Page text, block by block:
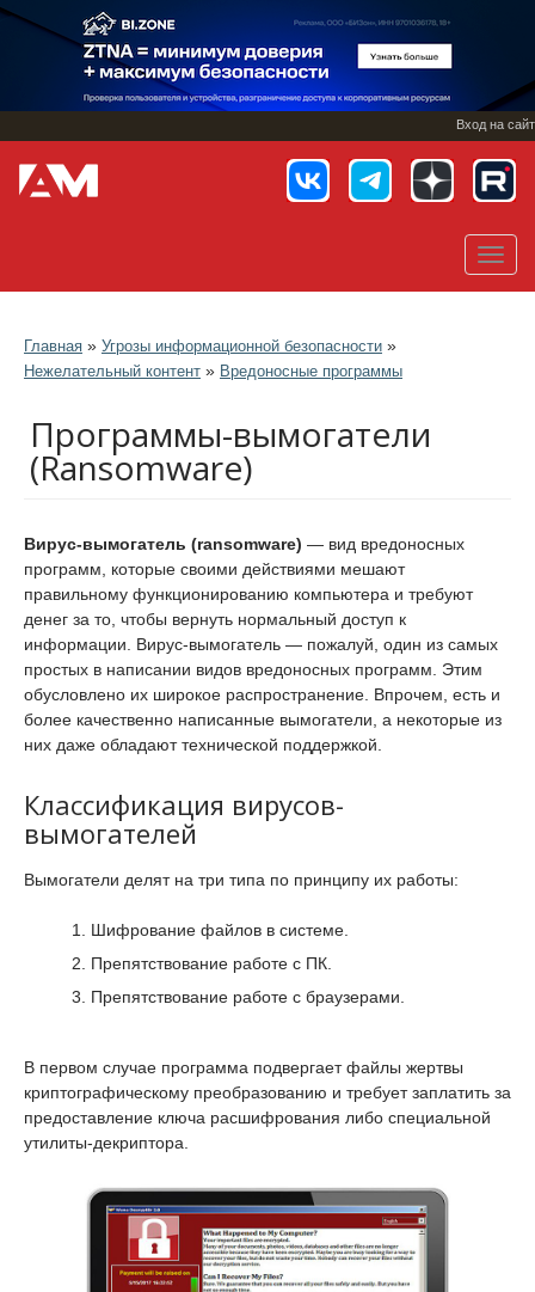
Перейти
основному
Вход на сайт
Главная » Угрозы информационной безопасности »
Нежелательный контент » Вредоносные программы
Программы-вымогатели
(Ransomware)
Вирус-вымогатель (ransomware) — вид вредоносных
программ, которые своими действиями мешают
правильному функционированию компьютера и требуют
денег за то, чтобы вернуть нормальный доступ к
информации. Вирус-вымогатель — пожалуй, один из самых
простых в написании видов вредоносных программ. Этим
обусловлено их широкое распространение. Впрочем, есть и
более качественно написанные вымогатели, а некоторые из
них даже обладают технической поддержкой.
Классификация вирусов-
вымогателей
Вымогатели делят на три типа по принципу их работы:
Шифрование файлов в системе.
Препятствование работе с ПК.
Препятствование работе с браузерами.
В первом случае программа подвергает файлы жертвы
криптографическому преобразованию и требует заплатить за
предоставление ключа расшифрования либо специальной
утилиты-декриптора.